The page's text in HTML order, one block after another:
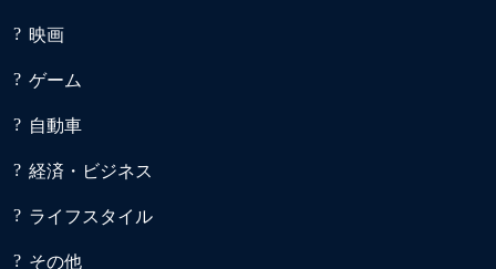
映画
ゲーム
自動車
経済・ビジネス
ライフスタイル
その他